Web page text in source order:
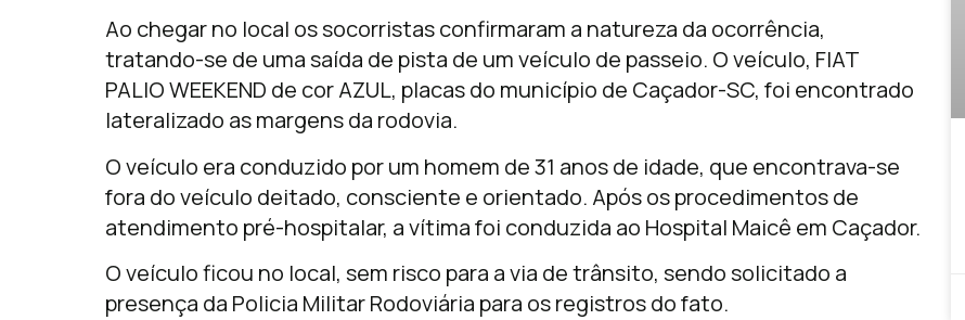
Ao chegar no local os socorristas confirmaram a natureza da ocorrência,
tratando-se de uma saída de pista de um veículo de passeio. O veículo, FIAT
PALIO WEEKEND de cor AZUL, placas do município de Caçador-SC, foi encontrado
lateralizado as margens da rodovia.
O veículo era conduzido por um homem de 31 anos de idade, que encontrava-se
fora do veículo deitado, consciente e orientado. Após os procedimentos de
atendimento pré-hospitalar, a vítima foi conduzida ao Hospital Maicê em Caçador.
O veículo ficou no local, sem risco para a via de trânsito, sendo solicitado a
presença da Policia Militar Rodoviária para os registros do fato.